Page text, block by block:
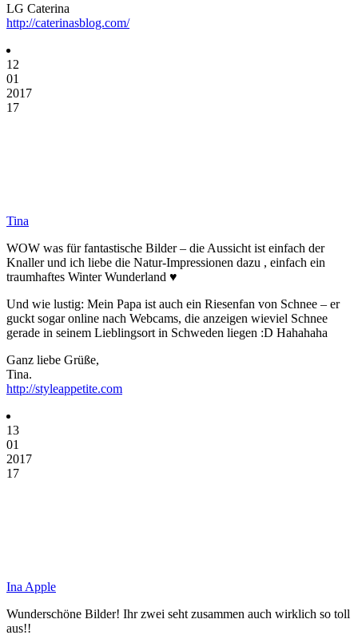
LG Caterina
http://caterinasblog.com/
12
01
2017
17
Tina
WOW was für fantastische Bilder – die Aussicht ist einfach der
Knaller und ich liebe die Natur-Impressionen dazu , einfach ein
traumhaftes Winter Wunderland ♥
Und wie lustig: Mein Papa ist auch ein Riesenfan von Schnee – er
guckt sogar online nach Webcams, die anzeigen wieviel Schnee
gerade in seinem Lieblingsort in Schweden liegen :D Hahahaha
Ganz liebe Grüße,
Tina.
http://styleappetite.com
13
01
2017
17
Ina Apple
Wunderschöne Bilder! Ihr zwei seht zusammen auch wirklich so toll
aus!!